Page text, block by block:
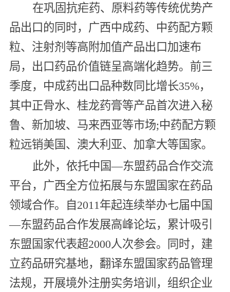
在巩固抗疟药、原料药等传统优势产
品出口的同时，广西中成药、中药配方颗
粒、注射剂等高附加值产品出口加速布
局，出口药品价值链呈高端化趋势。前三
季度，中成药出口品种数同比增长35%，
其中正骨水、桂龙药膏等产品首次进入秘
鲁、新加坡、马来西亚等市场;中药配方颗
粒远销美国、澳大利亚、加拿大等国家。
此外，依托中国—东盟药品合作交流
平台，广西全方位拓展与东盟国家在药品
领域合作。自2011年起连续举办七届中国
—东盟药品合作发展高峰论坛，累计吸引
东盟国家代表超2000人次参会。同时，建
立药品研究基地，翻译东盟国家药品管理
法规，开展境外注册实务培训，组织企业